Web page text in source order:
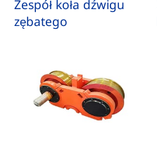
Zespół koła dźwigu
zębatego